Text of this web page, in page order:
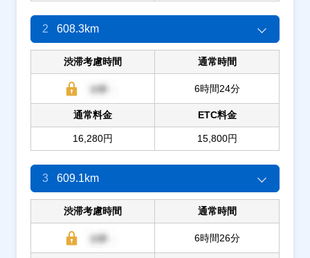
2 608.3km
渋滞考慮時間 通常時間
6時間24分
通常料金
16,280円
ETC料金
15,800円
3 609.1km
渋滞考慮時間 通常時間
6時間26分